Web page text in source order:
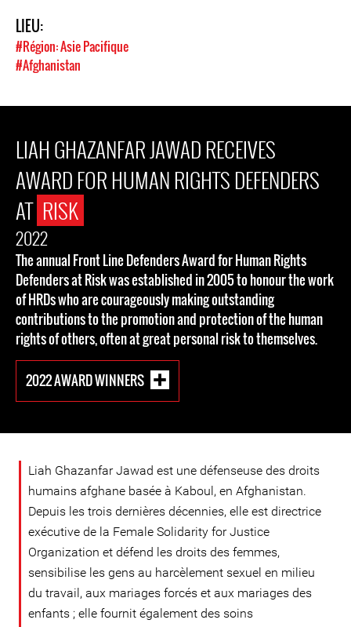
LIEU:
#Région: Asie Pacifique
#Afghanistan
LIAH GHAZANFAR JAWAD RECEIVES
AWARD FOR HUMAN RIGHTS DEFENDERS
AT RISK
2022
The annual Front Line Defenders Award for Human Rights
Defenders at Risk was established in 2005 to honour the work
of HRDs who are courageously making outstanding
contributions to the promotion and protection of the human
rights of others, often at great personal risk to themselves.
2022 AWARD WINNERS
Liah Ghazanfar Jawad est une défenseuse des droits
humains afghane basée à Kaboul, en Afghanistan.
Depuis les trois dernières décennies, elle est directrice
exécutive de la Female Solidarity for Justice
Organization et défend les droits des femmes,
sensibilise les gens au harcèlement sexuel en milieu
du travail, aux mariages forcés et aux mariages des
enfants ; elle fournit également des soins